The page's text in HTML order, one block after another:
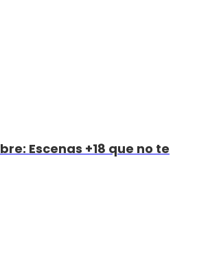
Escenas +18 que no te